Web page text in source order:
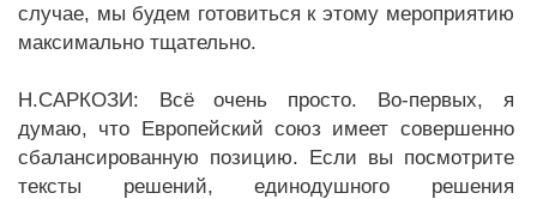
случае, мы будем готовиться к этому мероприятию
максимально тщательно.
Н.САРКОЗИ: Всё очень просто. Во-первых, я
думаю, что Европейский союз имеет совершенно
сбалансированную позицию. Если вы посмотрите
тексты решений, единодушного решения